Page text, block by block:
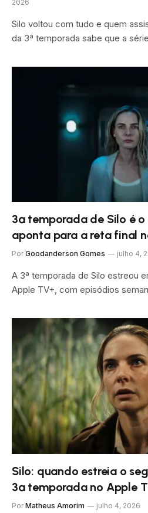
2026
Silo voltou com tudo e quem
da 3ª temporada sabe que a
3ª temporada de Silo é
aponta para a reta final
Por Goodanderson Gomes julho 4,
A 3ª temporada de Silo estreou
Apple TV+, com episódios
Silo: quando estreia o
3ª temporada no Apple
Por Matheus Amorim julho 4, 2026